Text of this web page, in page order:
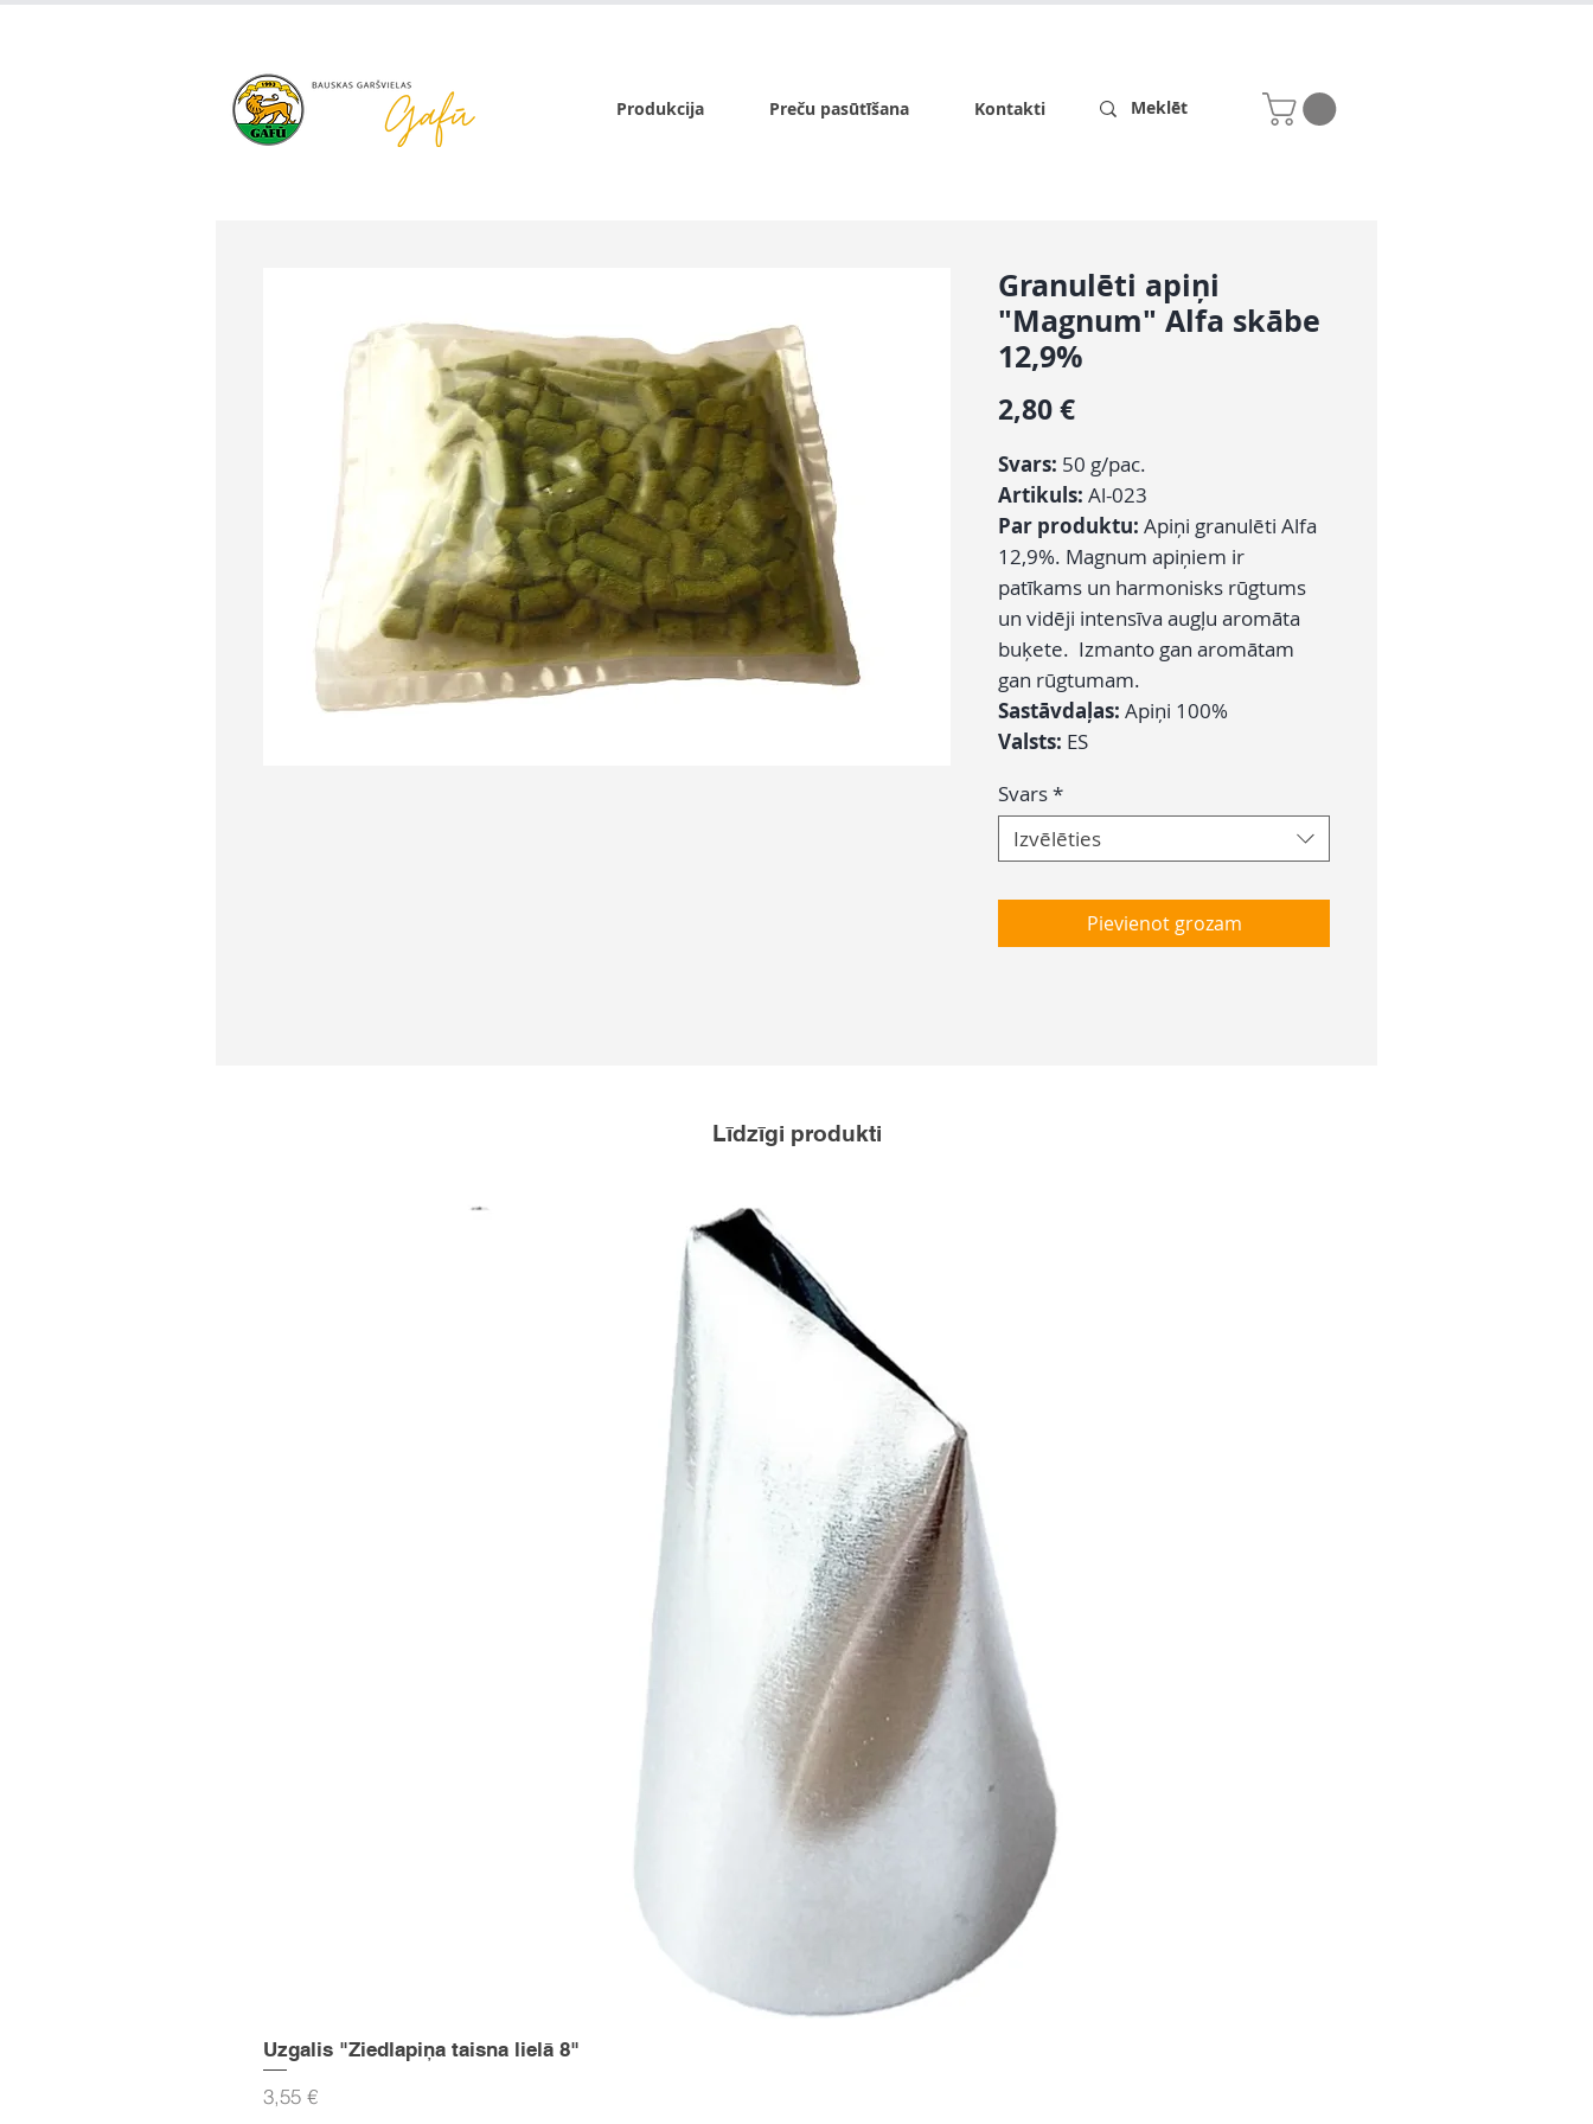
Produkcija Preču pasūtīšana Kontakti
Granulēti apiņi
"Magnum" Alfa skābe
12,9%
2,80 €Cena
Svars: 50 g/pac.
Artikuls: Al-023
Par produktu: Apiņi granulēti Alfa
12,9%. Magnum apiņiem ir
patīkams un harmonisks rūgtums
un vidēji intensīva augļu aromāta
buķete. Izmanto gan aromātam
gan rūgtumam.
Sastāvdaļas: Apiņi 100%
Valsts: ES
Svars*
Izvēlēties
Pievienot grozam
Līdzīgi produkti
Uzgalis "Ziedlapiņa taisna lielā 8"
Cena
3,55 €